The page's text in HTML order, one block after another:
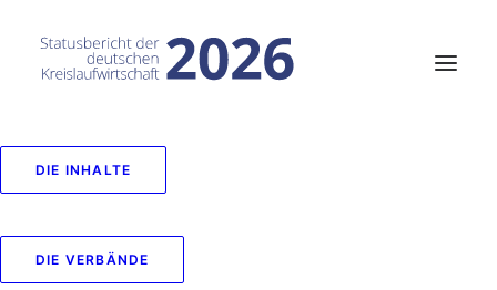
DIE INHALTE
DIE VERBÄNDE
Was wir Ihnen bieten
INARBEITGEBER,2020